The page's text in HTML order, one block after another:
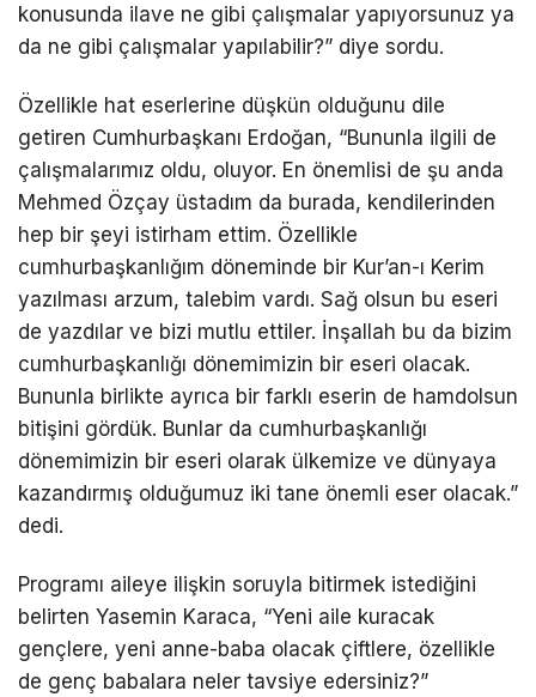
konusunda ilave ne gibi çalışmalar yapıyorsunuz ya
da ne gibi çalışmalar yapılabilir?” diye sordu.
Özellikle hat eserlerine düşkün olduğunu dile
getiren Cumhurbaşkanı Erdoğan, “Bununla ilgili de
çalışmalarımız oldu, oluyor. En önemlisi de şu anda
Mehmed Özçay üstadım da burada, kendilerinden
hep bir şeyi istirham ettim. Özellikle
cumhurbaşkanlığım döneminde bir Kur’an-ı Kerim
yazılması arzum, talebim vardı. Sağ olsun bu eseri
de yazdılar ve bizi mutlu ettiler. İnşallah bu da bizim
cumhurbaşkanlığı dönemimizin bir eseri olacak.
Bununla birlikte ayrıca bir farklı eserin de hamdolsun
bitişini gördük. Bunlar da cumhurbaşkanlığı
dönemimizin bir eseri olarak ülkemize ve dünyaya
kazandırmış olduğumuz iki tane önemli eser olacak.”
dedi.
Programı aileye ilişkin soruyla bitirmek istediğini
belirten Yasemin Karaca, “Yeni aile kuracak
gençlere, yeni anne-baba olacak çiftlere, özellikle
de genç babalara neler tavsiye edersiniz?”